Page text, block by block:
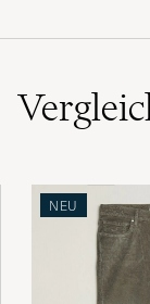
NEU